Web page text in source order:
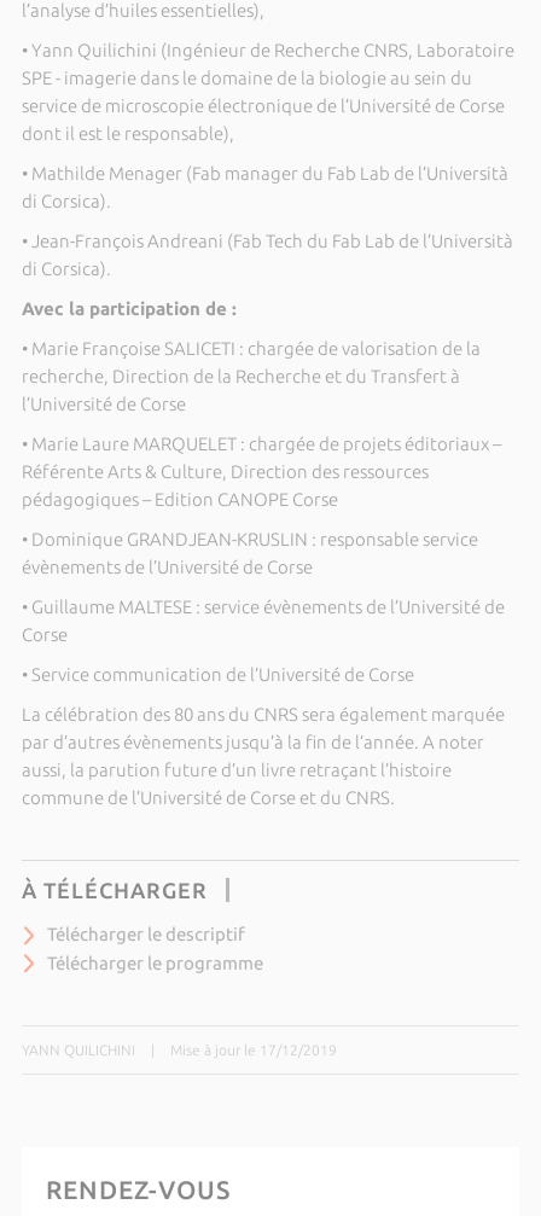
l’analyse d’huiles essentielles),
• Yann Quilichini (Ingénieur de Recherche CNRS, Laboratoire
SPE - imagerie dans le domaine de la biologie au sein du
service de microscopie électronique de l’Université de Corse
dont il est le responsable),
• Mathilde Menager (Fab manager du Fab Lab de l’Università
di Corsica).
• Jean-François Andreani (Fab Tech du Fab Lab de l’Università
di Corsica).
Avec la participation de :
• Marie Françoise SALICETI : chargée de valorisation de la
recherche, Direction de la Recherche et du Transfert à
l’Université de Corse
• Marie Laure MARQUELET : chargée de projets éditoriaux –
Référente Arts & Culture, Direction des ressources
pédagogiques – Edition CANOPE Corse
• Dominique GRANDJEAN-KRUSLIN : responsable service
évènements de l’Université de Corse
• Guillaume MALTESE : service évènements de l’Université de
Corse
• Service communication de l’Université de Corse
La célébration des 80 ans du CNRS sera également marquée
par d’autres évènements jusqu’à la fin de l’année. A noter
aussi, la parution future d’un livre retraçant l’histoire
commune de l’Université de Corse et du CNRS.
À TÉLÉCHARGER
Télécharger le descriptif
Télécharger le programme
YANN QUILICHINI Mise à jour le 17/12/2019
RENDEZ-VOUS